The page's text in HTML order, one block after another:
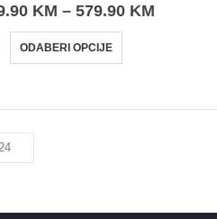
KM – 579.90 KM
ODABERI OPCIJE